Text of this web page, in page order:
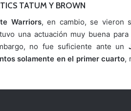
TATUM Y BROWN
Warriors, en cambio, se vieron
tuvo una actuación muy buena
no fue suficiente ante un
solamente en el primer cuarto,